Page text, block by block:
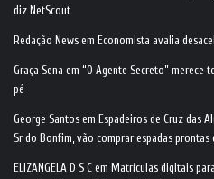
diz NetScout
Redação News em Economista avalia
Graça Sena em “O Agente Secreto” merece
pé
George Santos em Espadeiros de Cruz das
Sr do Bonfim, vão comprar espadas
ELIZANGELA D S C em Matrículas digitais